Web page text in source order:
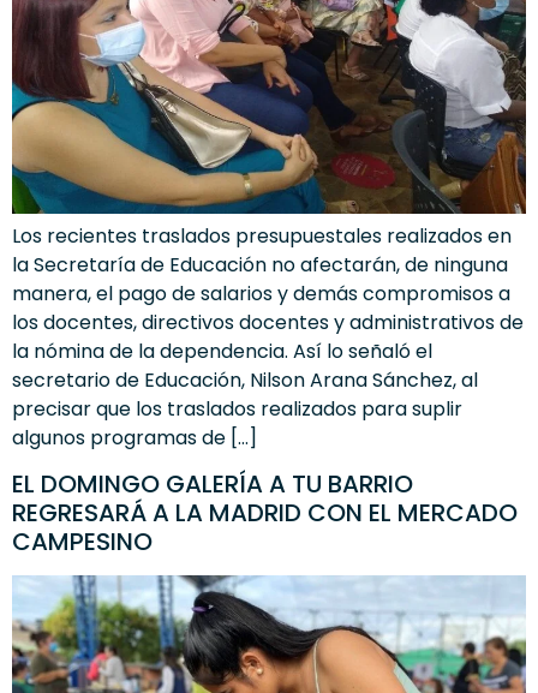
Los recientes traslados presupuestales realizados en
la Secretaría de Educación no afectarán, de ninguna
manera, el pago de salarios y demás compromisos a
los docentes, directivos docentes y administrativos de
la nómina de la dependencia. Así lo señaló el
secretario de Educación, Nilson Arana Sánchez, al
precisar que los traslados realizados para suplir
algunos programas de […]
EL DOMINGO GALERÍA A TU BARRIO
REGRESARÁ A LA MADRID CON EL MERCADO
CAMPESINO